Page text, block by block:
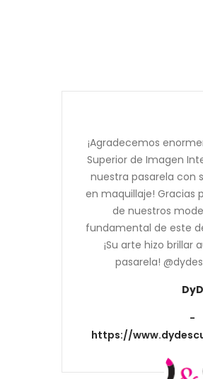
¡Agradecemos
Superior de Imagen
nuestra pasarela con
en maquillaje! Gracias
de nuestros
fundamental de este
¡Su arte hizo brillar
pasarela!
DyD
https://